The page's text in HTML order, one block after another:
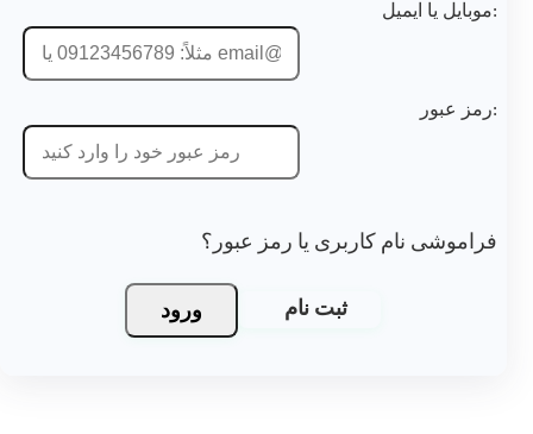
موبایل یا ایمیل:
رمز عبور:
فراموشی نام کاربری یا رمز عبور؟
ورود ثبت نام